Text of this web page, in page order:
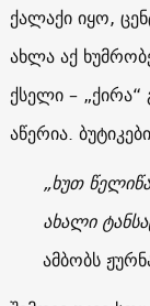
ქალაქი იყო,
ახლა აქ
ქსელი – „ქირა“
აწერია.
„ხუთ
ახალი
ამბობს